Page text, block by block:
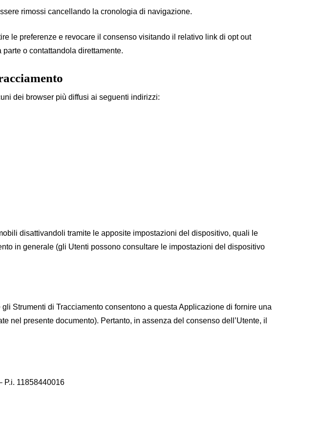
rimossi cancellando la cronologia di navigazione.
le preferenze e revocare il consenso visitando il relativo link di opt out
o contattandola direttamente.
dei browser più diffusi ai seguenti indirizzi:
disattivandoli tramite le apposite impostazioni del dispositivo, quali le
in generale (gli Utenti possono consultare le impostazioni del dispositivo
Strumenti di Tracciamento consentono a questa Applicazione di fornire una
presente documento). Pertanto, in assenza del consenso dell’Utente, il
P.i. 11858440016